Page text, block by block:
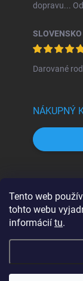
Tento web
tohto webu
informácií tu.
dopravu...
Darované
NÁKUPNÝ
Copyright